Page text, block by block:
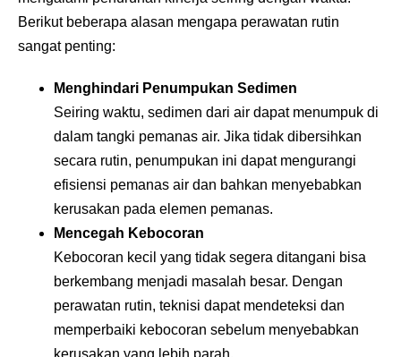
Berikut beberapa alasan mengapa perawatan rutin
sangat penting:
Menghindari Penumpukan Sedimen
Seiring waktu, sedimen dari air dapat menumpuk di
dalam tangki pemanas air. Jika tidak dibersihkan
secara rutin, penumpukan ini dapat mengurangi
efisiensi pemanas air dan bahkan menyebabkan
kerusakan pada elemen pemanas.
Mencegah Kebocoran
Kebocoran kecil yang tidak segera ditangani bisa
berkembang menjadi masalah besar. Dengan
perawatan rutin, teknisi dapat mendeteksi dan
memperbaiki kebocoran sebelum menyebabkan
kerusakan yang lebih parah.